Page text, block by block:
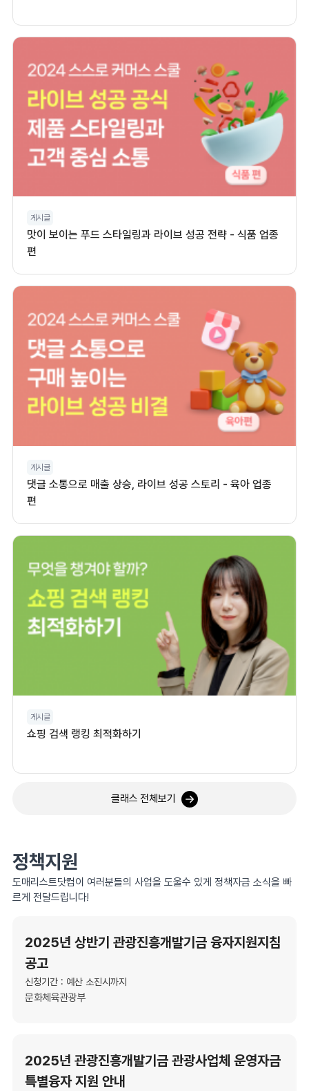
게시글
맛이 보이는 푸드 스타일링과 라이브 성공 전략 - 식품 업종
편
게시글
댓글 소통으로 매출 상승, 라이브 성공 스토리 - 육아 업종
편
게시글
쇼핑 검색 랭킹 최적화하기
클래스 전체보기
정책지원
도매리스트닷컴이 여러분들의 사업을 도울수 있게 정책자금 소식을 빠
르게 전달드립니다!
2025년 상반기 관광진흥개발기금 융자지원지침
공고
신청기간 : 예산 소진시까지
문화체육관광부
2025년 관광진흥개발기금 관광사업체 운영자금
특별융자 지원 안내